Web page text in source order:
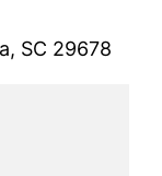
SC 29678